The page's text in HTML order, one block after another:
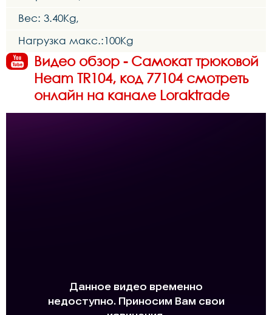
Вес: 3.40Kg,
Нагрузка макс.:100Kg
Видео обзор - Самокат трюковой
Heam TR104, код 77104 смотреть
онлайн на канале Loraktrade